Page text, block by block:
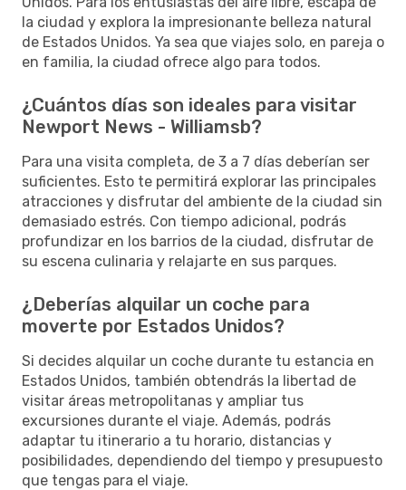
la ciudad y explora la impresionante belleza natural
de Estados Unidos. Ya sea que viajes solo, en pareja o
en familia, la ciudad ofrece algo para todos.
¿Cuántos días son ideales para visitar
Newport News - Williamsb?
Para una visita completa, de 3 a 7 días deberían ser
suficientes. Esto te permitirá explorar las principales
atracciones y disfrutar del ambiente de la ciudad sin
demasiado estrés. Con tiempo adicional, podrás
profundizar en los barrios de la ciudad, disfrutar de
su escena culinaria y relajarte en sus parques.
¿Deberías alquilar un coche para
moverte por Estados Unidos?
Si decides alquilar un coche durante tu estancia en
Estados Unidos, también obtendrás la libertad de
visitar áreas metropolitanas y ampliar tus
excursiones durante el viaje. Además, podrás
adaptar tu itinerario a tu horario, distancias y
posibilidades, dependiendo del tiempo y presupuesto
que tengas para el viaje.